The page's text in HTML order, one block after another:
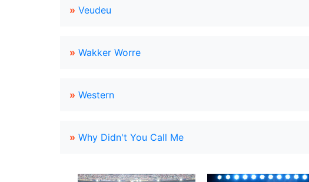
» Veudeu
» Wakker Worre
» Western
» Why Didn't You Call Me